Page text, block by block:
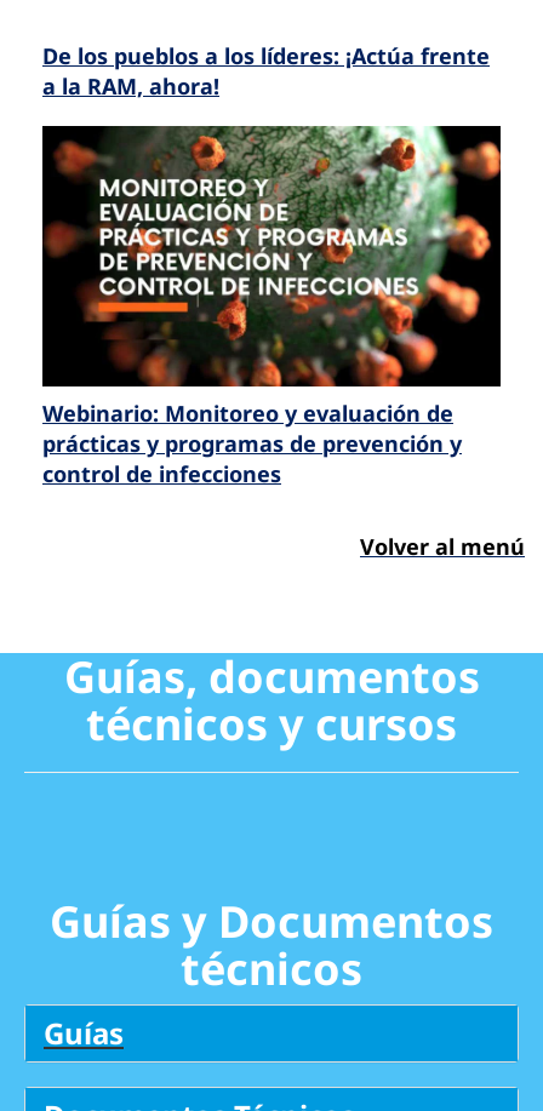
De los pueblos a los líderes: ¡Actúa frente
a la RAM, ahora!
Webinario: Monitoreo y evaluación de
prácticas y programas de prevención y
control de infecciones
Volver al menú
Guías, documentos
técnicos y cursos
Guías y Documentos
técnicos
Guías